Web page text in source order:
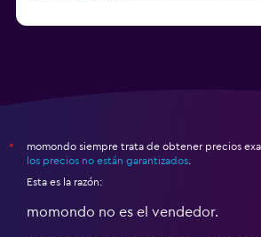
*
momondo siempre trata de obtener precios
los precios no están garantizados
Esta es la razón:
momondo no es el vendedor.